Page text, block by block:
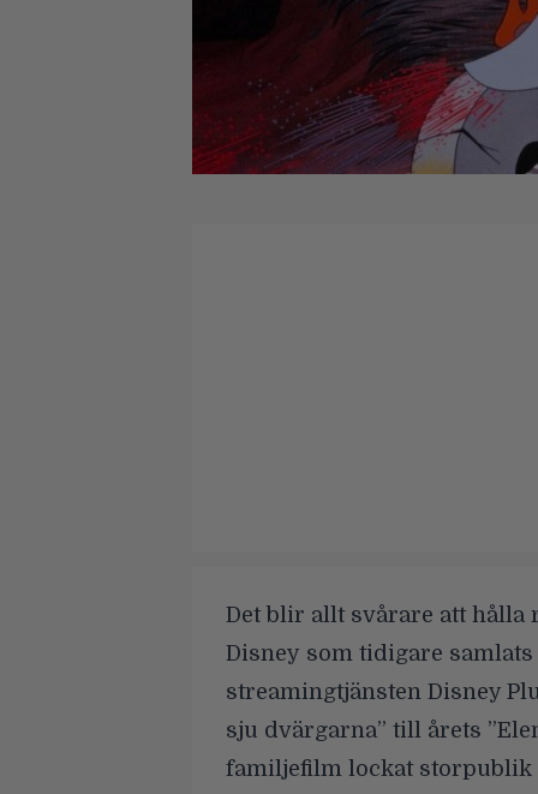
Det blir allt svårare att
Disney som tidigare
streamingtjänsten Disney
sju dvärgarna” till årets
familjefilm lockat storpublik